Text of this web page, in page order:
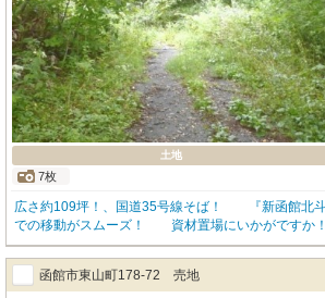
土地
7枚
広さ約109坪！、国道35号線そば！ 『新函館
での移動がスムーズ！ 資材置場にいかがですか
しに最適！
函館市東山町178-72 売地